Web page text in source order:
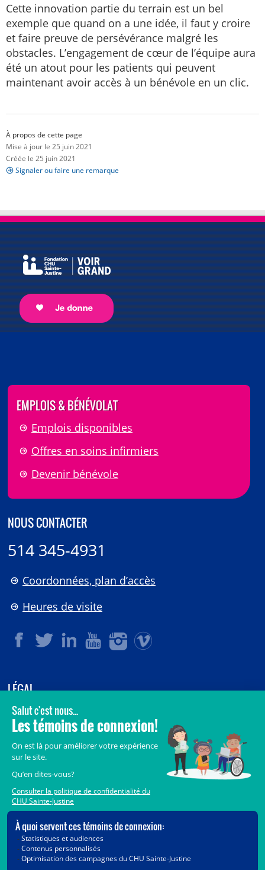
Cette innovation partie du terrain est un bel
exemple que quand on a une idée, il faut y croire
et faire preuve de persévérance malgré les
obstacles. L’engagement de cœur de l’équipe aura
été un atout pour les patients qui peuvent
maintenant avoir accès à un bénévole en un clic.
À propos de cette page
Mise à jour le 25 juin 2021
Créée le 25 juin 2021
Signaler ou faire une remarque
EMPLOIS & BÉNÉVOLAT
Emplois disponibles
Offres en soins infirmiers
Devenir bénévole
NOUS CONTACTER
514 345-4931
Coordonnées, plan d’accès
Heures de visite
LÉGAL
© 2006-2026CHU Sainte-Justine.
Tous droits réservés.
Crédits
Accès aux documents des organismes publics